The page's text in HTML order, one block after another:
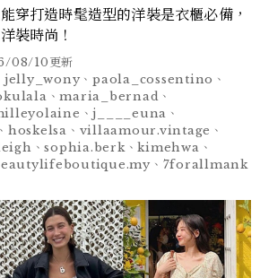
穿打造時髦造型的洋裝是衣櫃必備，
裝時尚！
08/10更新
jelly_wony、paola_cossentino、
、maria_bernad、
、j____euna、
、villaamour.vintage、
、sophia.berk、kimehwa、
、7forallmank